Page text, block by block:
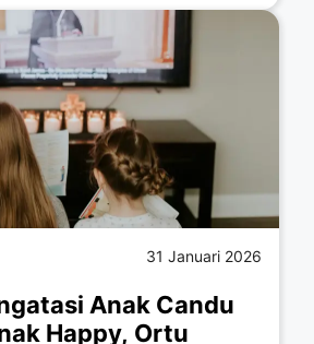
31 Januari 2026
Anak Candu
Happy, Ortu